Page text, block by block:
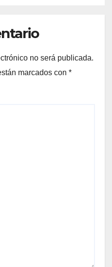
no será publicada.
marcados con *